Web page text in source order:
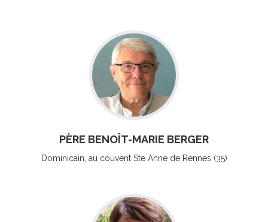
PÈRE BENOÎT-MARIE BERGER
Dominicain, au couvent Ste Anne de Rennes (35)